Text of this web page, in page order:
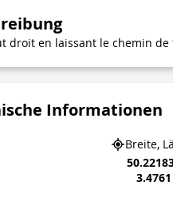
droit en laissant le chemin de
Informationen
Breite,
3.4761